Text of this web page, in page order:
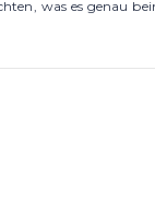
was es genau